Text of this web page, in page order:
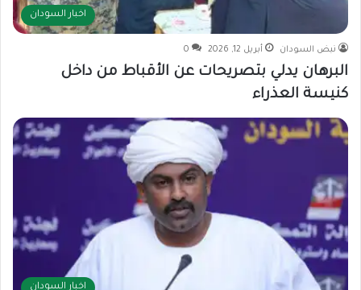
اخبار السودان
نبض السودان أبريل 12, 2026 0
البرهان يدلي بتصريحات عن الأقباط من داخل
كنيسة العذراء
اخبار السودان